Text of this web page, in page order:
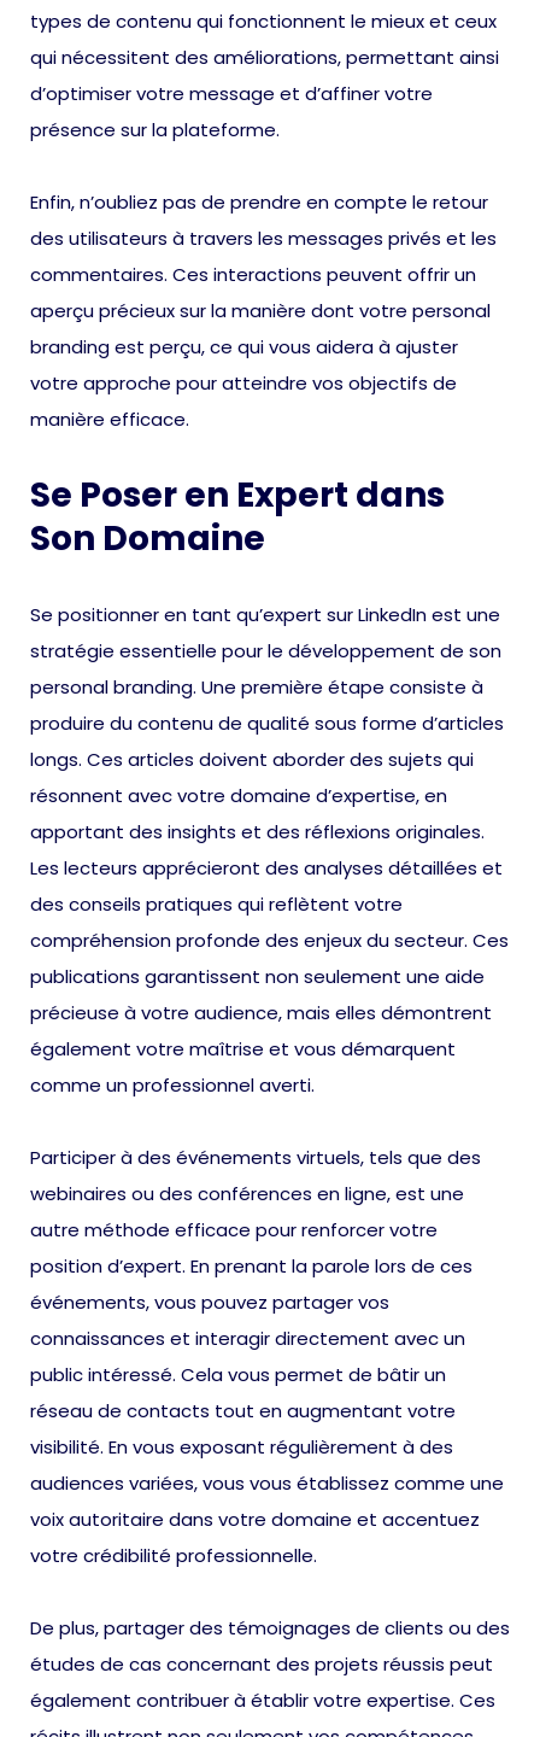
types de contenu qui fonctionnent le mieux et ceux
qui nécessitent des améliorations, permettant ainsi
d’optimiser votre message et d’affiner votre
présence sur la plateforme.
Enfin, n’oubliez pas de prendre en compte le retour
des utilisateurs à travers les messages privés et les
commentaires. Ces interactions peuvent offrir un
aperçu précieux sur la manière dont votre personal
branding est perçu, ce qui vous aidera à ajuster
votre approche pour atteindre vos objectifs de
manière efficace.
Se Poser en Expert dans
Son Domaine
Se positionner en tant qu’expert sur LinkedIn est une
stratégie essentielle pour le développement de son
personal branding. Une première étape consiste à
produire du contenu de qualité sous forme d’articles
longs. Ces articles doivent aborder des sujets qui
résonnent avec votre domaine d’expertise, en
apportant des insights et des réflexions originales.
Les lecteurs apprécieront des analyses détaillées et
des conseils pratiques qui reflètent votre
compréhension profonde des enjeux du secteur. Ces
publications garantissent non seulement une aide
précieuse à votre audience, mais elles démontrent
également votre maîtrise et vous démarquent
comme un professionnel averti.
Participer à des événements virtuels, tels que des
webinaires ou des conférences en ligne, est une
autre méthode efficace pour renforcer votre
position d’expert. En prenant la parole lors de ces
événements, vous pouvez partager vos
connaissances et interagir directement avec un
public intéressé. Cela vous permet de bâtir un
réseau de contacts tout en augmentant votre
visibilité. En vous exposant régulièrement à des
audiences variées, vous vous établissez comme une
voix autoritaire dans votre domaine et accentuez
votre crédibilité professionnelle.
De plus, partager des témoignages de clients ou des
études de cas concernant des projets réussis peut
également contribuer à établir votre expertise. Ces